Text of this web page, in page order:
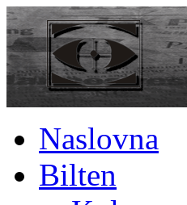
Naslovna
Bilten